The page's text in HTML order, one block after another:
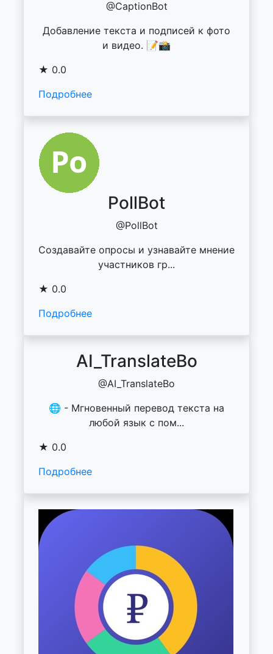
@CaptionBot
Добавление текста и подписей к фото
и видео. 📝📸
★ 0.0
Подробнее
PollBot
@PollBot
Создавайте опросы и узнавайте мнение
участников гр...
★ 0.0
Подробнее
AI_TranslateBo
@AI_TranslateBo
🌐 - Мгновенный перевод текста на
любой язык с пом...
★ 0.0
Подробнее